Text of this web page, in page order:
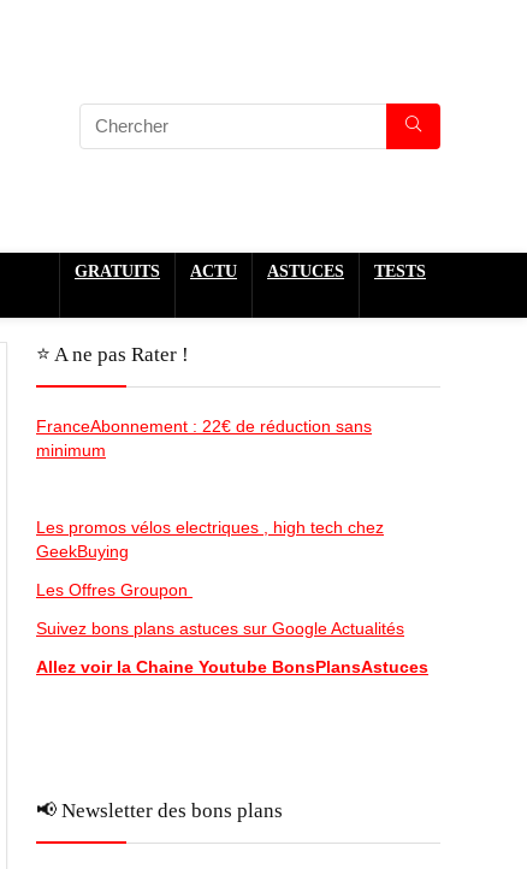
GRATUITS ACTU ASTUCES TESTS
⭐️ A ne pas Rater !
FranceAbonnement : 22€ de réduction sans
minimum
Les promos vélos electriques , high tech chez
GeekBuying
Les Offres Groupon
Suivez bons plans astuces sur Google Actualités
Allez voir la Chaine Youtube BonsPlansAstuces
📢 Newsletter des bons plans